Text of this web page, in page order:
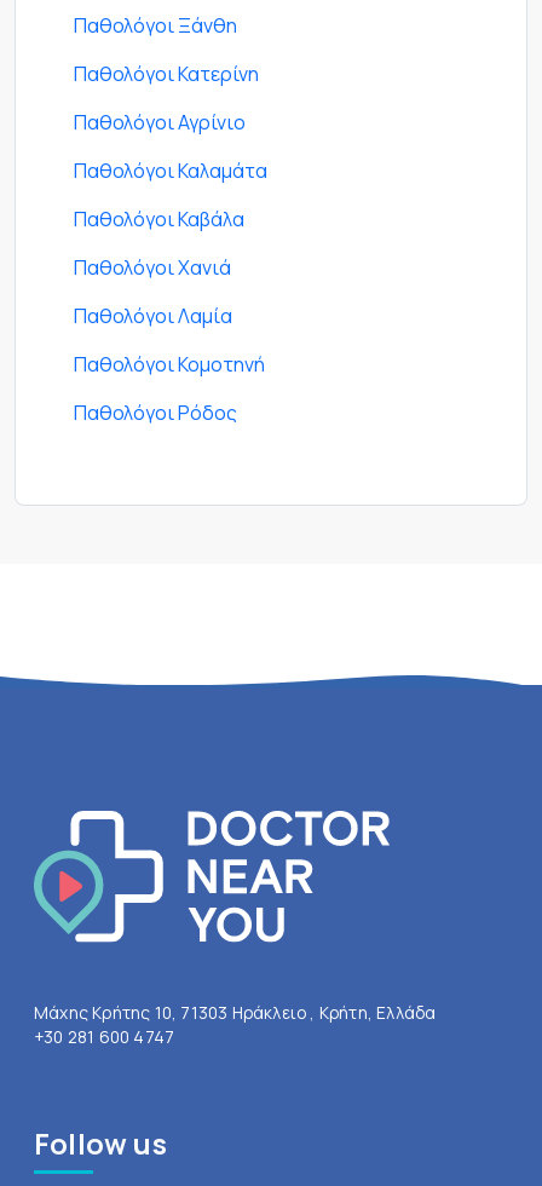
Παθολόγοι Ξάνθη
Παθολόγοι Κατερίνη
Παθολόγοι Αγρίνιο
Παθολόγοι Καλαμάτα
Παθολόγοι Καβάλα
Παθολόγοι Χανιά
Παθολόγοι Λαμία
Παθολόγοι Κομοτηνή
Παθολόγοι Ρόδος
Μάχης Κρήτης 10, 71303 Ηράκλειο , Κρήτη, Ελλάδα
+30 281 600 4747
Follow us